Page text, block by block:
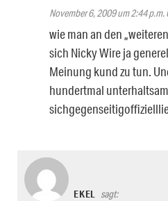
November 6, 2009 um 2:44 p.m.
wie man an den
sich Nicky Wire ja
Meinung kund zu tun.
hundertmal
EKEL sagt: